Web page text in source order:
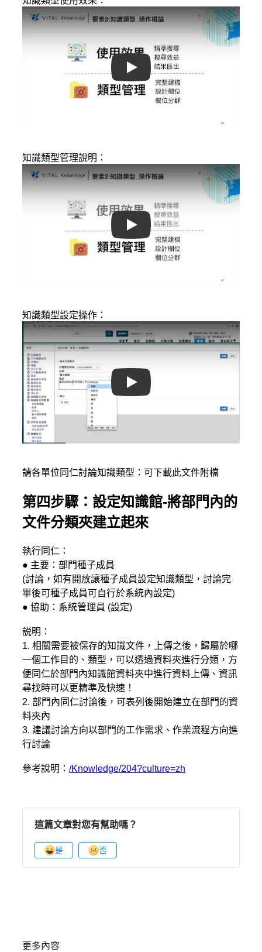
Play
知識類型管理說明：
Play
知識類型設定操作：
Play
請各單位同仁討論知識類型：可下載此文件附檔
第四步驟：設定知識館-將部門內的
文件分類夾建立起來
執行同仁：
● 主要：部門種子成員
(討論，如有開放讓種子成員設定知識類型，討論完
畢後可種子成員可自行於系統內設定)
● 協助：系統管理員 (設定)
説明：
1. 相關需要被保存的知識文件，上傳之後，歸屬於哪
一個工作目的、類型，可以透過資料夾進行分類，方
便同仁於部門內知識館資料夾中進行資料上傳、資訊
尋找時可以更精準及快速！
2. 部門內同仁討論後，可表列後開始建立在部門的資
料夾內
3. 建議討論方向以部門的工作需求、作業流程方向進
行討論
參考說明： /Knowledge/204?culture=zh
這篇文章對您有幫助嗎？
是 否
更多內容